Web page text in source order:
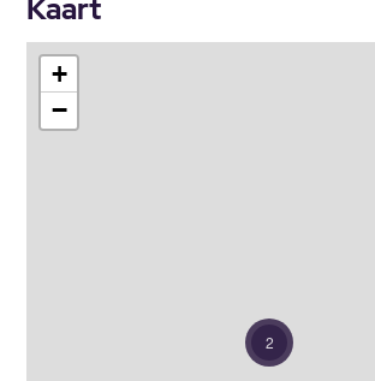
Kaart
2
+
−